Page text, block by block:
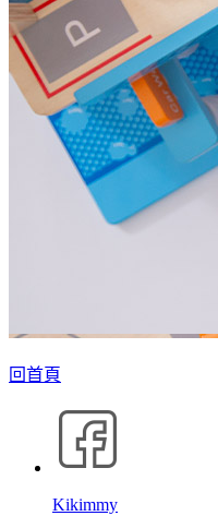
回首頁
Kikimmy